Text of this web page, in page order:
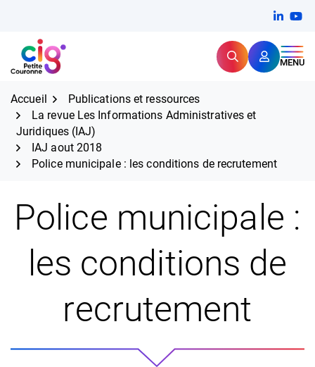
contenu
CIG Petite Couronne RechercherMENU
Expertise et proximité pour
Accueil
Publications et ressources
La revue Les Informations Administratives et
Juridiques (IAJ)
IAJ aout 2018
Police municipale : les conditions de recrutement
Police municipale :
les conditions de
recrutement